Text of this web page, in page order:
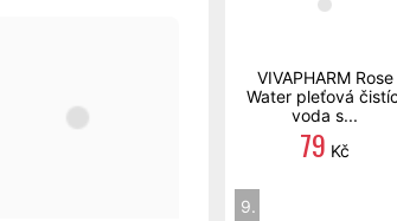
VIVAPHARM Rose
Water pleťová
voda s...
79 Kč
9.